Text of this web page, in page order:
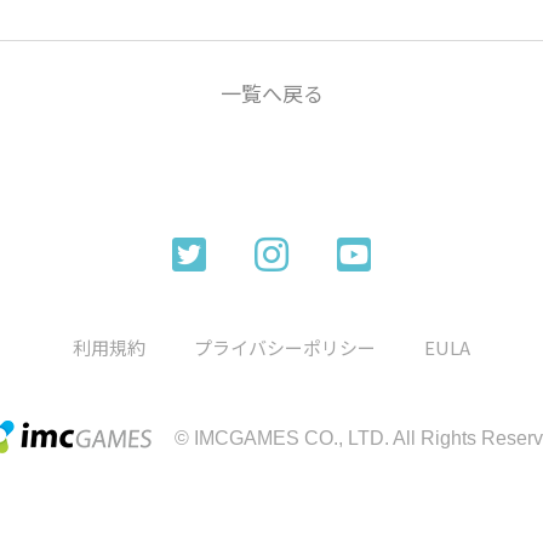
一覧へ戻る
利用規約 プライバシーポリシー EULA
© IMCGAMES CO., LTD. All Rights